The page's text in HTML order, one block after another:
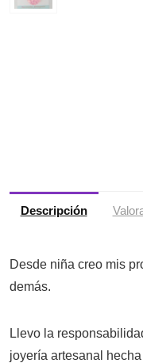
Descripción
Desde niña creo mis
demás.
Llevo la
joyería artesanal